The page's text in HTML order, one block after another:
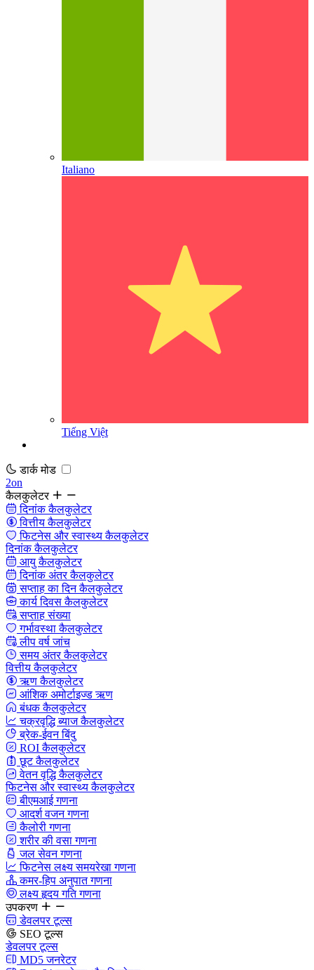
Italiano
Tiếng Việt
डार्क मोड
2on
कैलकुलेटर
दिनांक कैलकुलेटर
वित्तीय कैलकुलेटर
फिटनेस और स्वास्थ्य कैलकुलेटर
दिनांक कैलकुलेटर
आयु कैलकुलेटर
दिनांक अंतर कैलकुलेटर
सप्ताह का दिन कैलकुलेटर
कार्य दिवस कैलकुलेटर
सप्ताह संख्या
गर्भावस्था कैलकुलेटर
लीप वर्ष जांच
समय अंतर कैलकुलेटर
वित्तीय कैलकुलेटर
ऋण कैलकुलेटर
आंशिक अमोर्टाइज्ड ऋण
बंधक कैलकुलेटर
चक्रवृद्धि ब्याज कैलकुलेटर
ब्रेक-ईवन बिंदु
ROI कैलकुलेटर
छूट कैलकुलेटर
वेतन वृद्धि कैलकुलेटर
फिटनेस और स्वास्थ्य कैलकुलेटर
बीएमआई गणना
आदर्श वजन गणना
कैलोरी गणना
शरीर की वसा गणना
जल सेवन गणना
फिटनेस लक्ष्य समयरेखा गणना
कमर-हिप अनुपात गणना
लक्ष्य हृदय गति गणना
उपकरण
डेवलपर टूल्स
SEO टूल्स
डेवलपर टूल्स
MD5 जनरेटर